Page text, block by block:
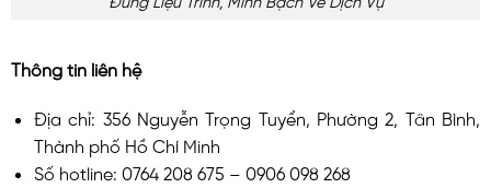
Thông tin liên hệ
Địa chỉ: 356 Nguyễn Trọng Tuyển, Phường 2, Tân Bình,
Thành phố Hồ Chí Minh
Số hotline: 0764 208 675 – 0906 098 268